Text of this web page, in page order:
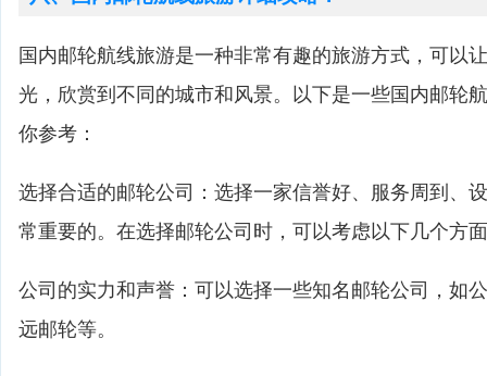
国内邮轮航线旅游是一种非常有趣的旅游方式，可以
光，欣赏到不同的城市和风景。以下是一些国内邮轮
你参考：
选择合适的邮轮公司：选择一家信誉好、服务周到、
常重要的。在选择邮轮公司时，可以考虑以下几个方
公司的实力和声誉：可以选择一些知名邮轮公司，如
远邮轮等。